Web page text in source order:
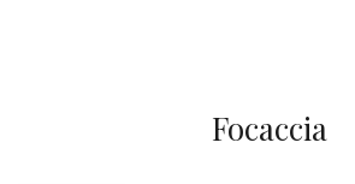
Focaccia